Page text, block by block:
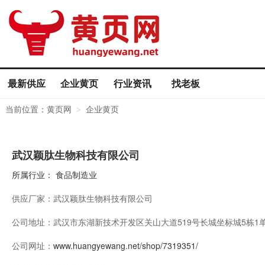
最新供应 企业黄页 行业资讯 找老板
当前位置： 黄页网 > 企业黄页
武汉颖肽生物科技有限公司
所属行业： 食品制造业
供应厂家： 武汉颖肽生物科技有限公司
公司地址： 武汉市东湖新技术开发区关山大道519号长城坐标城5栋1
公司网址： www.huangyewang.net/shop/7319351/